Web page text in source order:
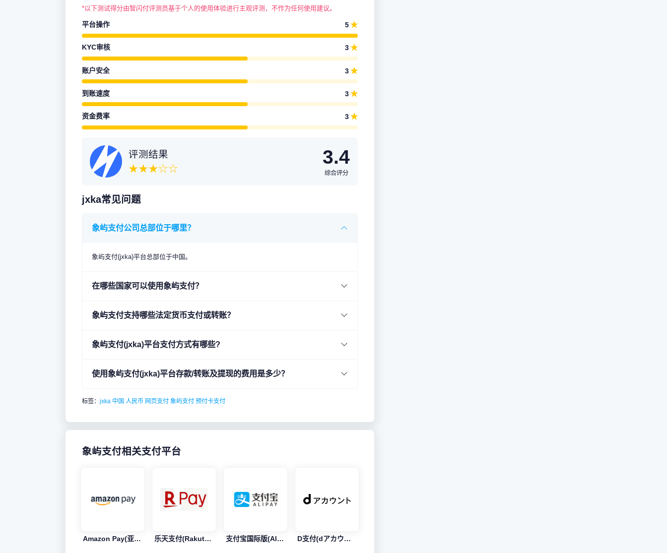
*以下测试得分由智闪付评测员基于个人的使用体验进行主观评测，不作为任何使用建议。
平台操作 5 ★
KYC审核 3 ★
账户安全 3 ★
到账速度 3 ★
资金费率 3 ★
评测结果
★★★☆☆
3.4
综合评分
jxka常见问题
象屿支付公司总部位于哪里？
象屿支付(jxka)平台总部位于中国。
在哪些国家可以使用象屿支付？
象屿支付支持哪些法定货币支付或转账？
象屿支付(jxka)平台支付方式有哪些?
使用象屿支付(jxka)平台存款/转账及提现的费用是多少？
标签： jxka 中国 人民币 网页支付 象屿支付 预付卡支付
象屿支付相关支付平台
Amazon Pay(亚马逊支付) 乐天支付(Rakuten Pay) 支付宝国际版(Alipay Global) D支付(dアカウント)